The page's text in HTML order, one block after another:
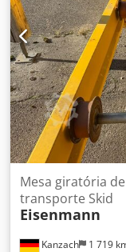
Kanzach 1 719
Mesa giratória
transporte Skid
Eisenmann